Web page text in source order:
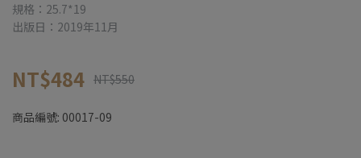
規格：25.7*19
出版日：2019年11月
NT$484 NT$550
商品編號: 00017-09